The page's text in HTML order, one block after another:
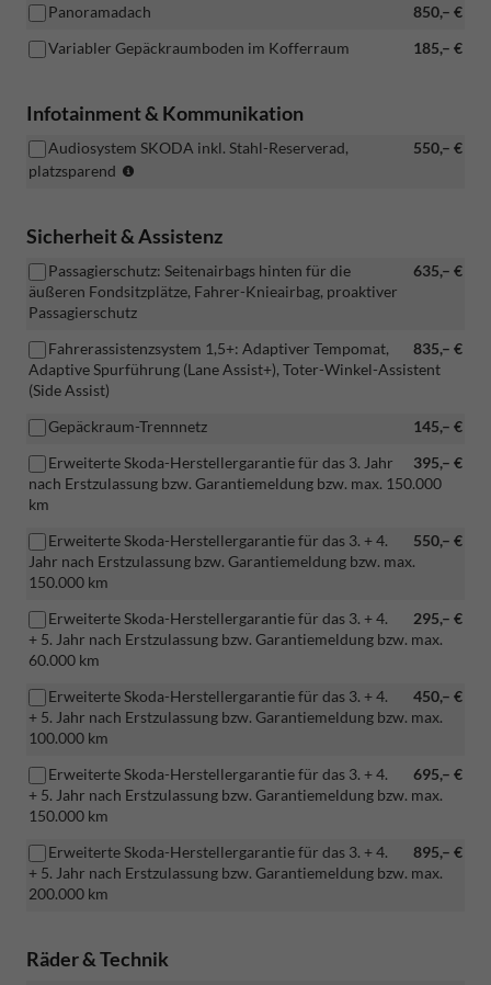
850,– €
Panoramadach
185,– €
Variabler Gepäckraumboden im Kofferraum
Infotainment & Kommunikation
550,– €
Audiosystem SKODA inkl. Stahl-Reserverad,
platzsparend
Navigationssystem)
Sicherheit & Assistenz
635,– €
Passagierschutz: Seitenairbags hinten für die
äußeren Fondsitzplätze, Fahrer-Knieairbag, proaktiver
Passagierschutz
835,– €
Fahrerassistenzsystem 1,5+: Adaptiver Tempomat,
Adaptive Spurführung (Lane Assist+), Toter-Winkel-Assistent
(Side Assist)
145,– €
Gepäckraum-Trennnetz
395,– €
Erweiterte Skoda-Herstellergarantie für das 3. Jahr
nach Erstzulassung bzw. Garantiemeldung bzw. max. 150.000
km
550,– €
Erweiterte Skoda-Herstellergarantie für das 3. + 4.
Jahr nach Erstzulassung bzw. Garantiemeldung bzw. max.
150.000 km
295,– €
Erweiterte Skoda-Herstellergarantie für das 3. + 4.
+ 5. Jahr nach Erstzulassung bzw. Garantiemeldung bzw. max.
60.000 km
450,– €
Erweiterte Skoda-Herstellergarantie für das 3. + 4.
+ 5. Jahr nach Erstzulassung bzw. Garantiemeldung bzw. max.
100.000 km
695,– €
Erweiterte Skoda-Herstellergarantie für das 3. + 4.
+ 5. Jahr nach Erstzulassung bzw. Garantiemeldung bzw. max.
150.000 km
895,– €
Erweiterte Skoda-Herstellergarantie für das 3. + 4.
+ 5. Jahr nach Erstzulassung bzw. Garantiemeldung bzw. max.
200.000 km
Räder & Technik